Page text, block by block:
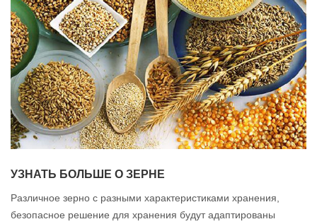
УЗНАТЬ БОЛЬШЕ О ЗЕРНЕ
Различное зерно с разными характеристиками хранения,
безопасное решение для хранения будут адаптированы